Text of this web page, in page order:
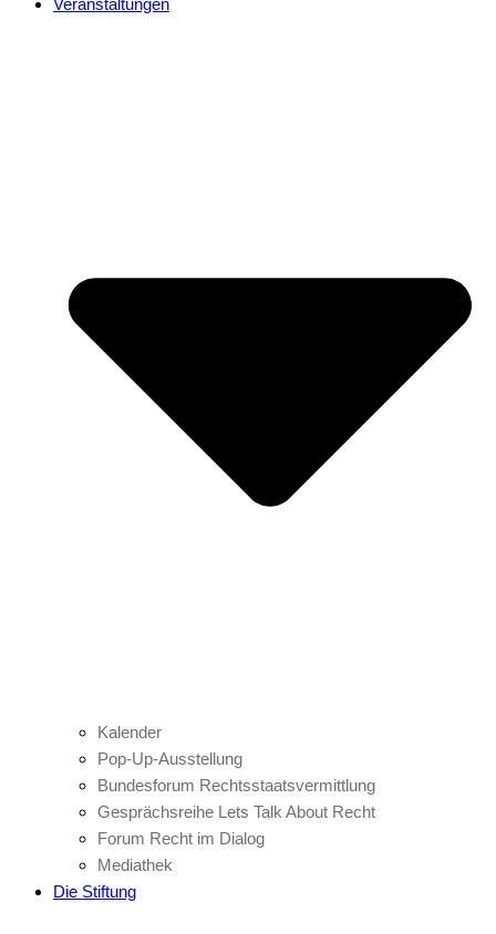
Veranstaltungen
Kalender
Pop-Up-Ausstellung
Bundesforum Rechtsstaatsvermittlung
Gesprächsreihe Lets Talk About Recht
Forum Recht im Dialog
Mediathek
Die Stiftung